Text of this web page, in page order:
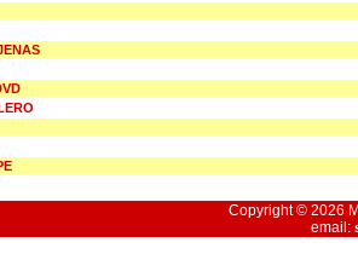
Copyright © 2026
email: